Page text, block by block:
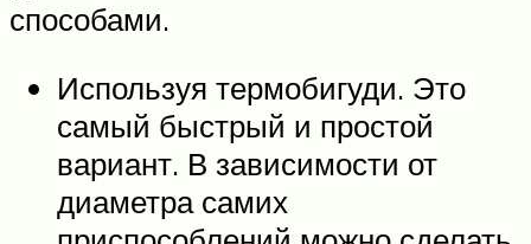
способами.
Используя термобигуди. Это
самый быстрый и простой
вариант. В зависимости от
диаметра самих